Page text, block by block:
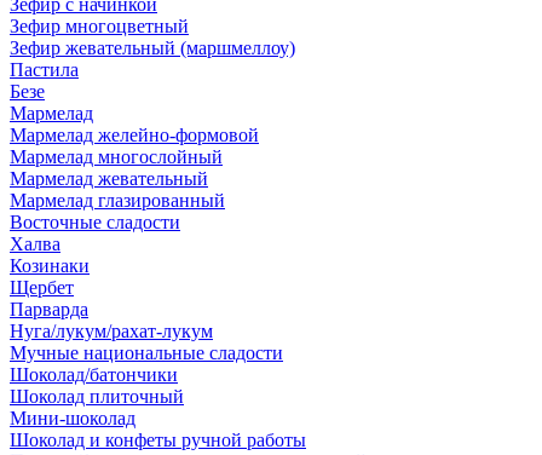
Зефир с начинкой
Зефир многоцветный
Зефир жевательный (маршмеллоу)
Пастила
Безе
Мармелад
Мармелад желейно-формовой
Мармелад многослойный
Мармелад жевательный
Мармелад глазированный
Восточные сладости
Халва
Козинаки
Щербет
Парварда
Нуга/лукум/рахат-лукум
Мучные национальные сладости
Шоколад/батончики
Шоколад плиточный
Мини-шоколад
Шоколад и конфеты ручной работы